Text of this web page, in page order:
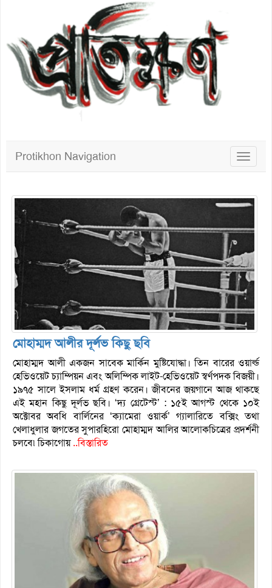
Toggle
Protikhon Navigation
মোহাম্মদ আলীর দূর্লভ কিছু ছবি
মোহাম্মদ আলী একজন সাবেক মার্কিন মুষ্টিযোদ্ধা। তিন বারের ওয়ার্ল্ড
হেভিওয়েট চ্যাম্পিয়ন এবং অলিম্পিক লাইট-হেভিওয়েট স্বর্ণপদক বিজয়ী।
১৯৭৫ সালে ইসলাম ধর্ম গ্রহণ করেন। জীবনের জয়গানে আজ থাকছে
এই মহান কিছু দূর্লভ ছবি। ‘দ্য গ্রেটেস্ট’ : ১৫ই আগস্ট থেকে ১০ই
অক্টোবর অবধি বার্লিনের ‘ক্যামেরা ওয়ার্ক’ গ্যালারিতে বক্সিং তথা
খেলাধুলার জগতের সুপারহিরো মোহাম্মদ আলির আলোকচিত্রের প্রদর্শনী
চলবে৷ চিকাগোয়..বিস্তারিত